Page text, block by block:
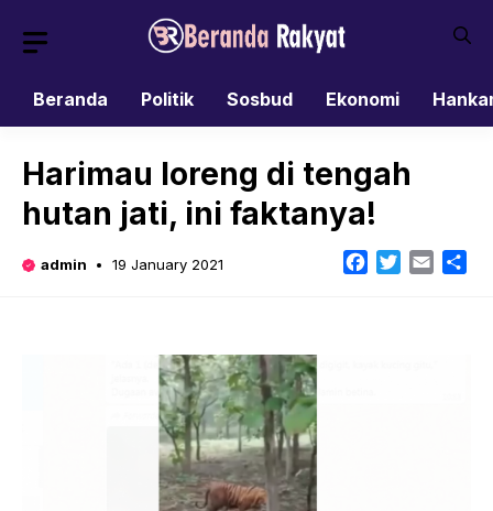
Beranda
Politik Sosbud Ekonomi
Harimau loreng di tengah
hutan jati, ini faktanya!
admin 19 January 2021 Facebook
TwitterEmail